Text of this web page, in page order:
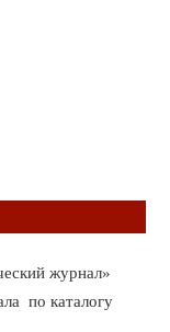
журнал»
по каталогу